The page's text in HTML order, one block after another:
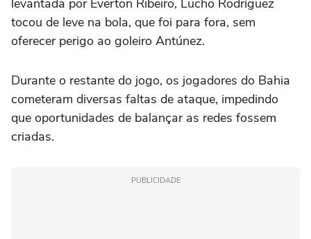
levantada por Everton Ribeiro, Lucho Rodríguez
tocou de leve na bola, que foi para fora, sem
oferecer perigo ao goleiro Antúnez.
Durante o restante do jogo, os jogadores do Bahia
cometeram diversas faltas de ataque, impedindo
que oportunidades de balançar as redes fossem
criadas.
PUBLICIDADE